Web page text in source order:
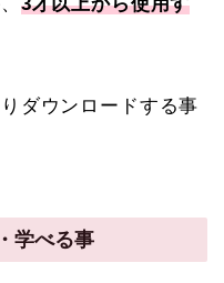
3才以上から使用す
ダウンロードする事
学べる事